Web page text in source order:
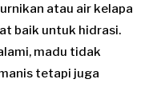
atau air kelapa
baik untuk hidrasi.
madu tidak
tetapi juga